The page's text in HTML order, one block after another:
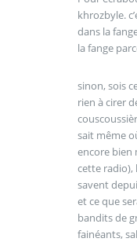
khrozbyle.
dans la
la fange
sinon, sois
rien à cirer
sait même
encore bien
cette radio),
savent
et ce que
bandits de
fainéants,